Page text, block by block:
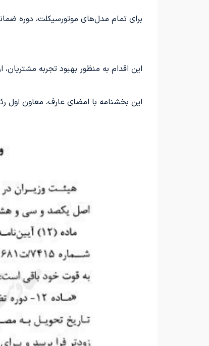
برای تمام مدل‌های موتورسیکلت، دوره
این اقدام به منظور بهبود تجربه
این بخشنامه با امضای عارف، معاون اول